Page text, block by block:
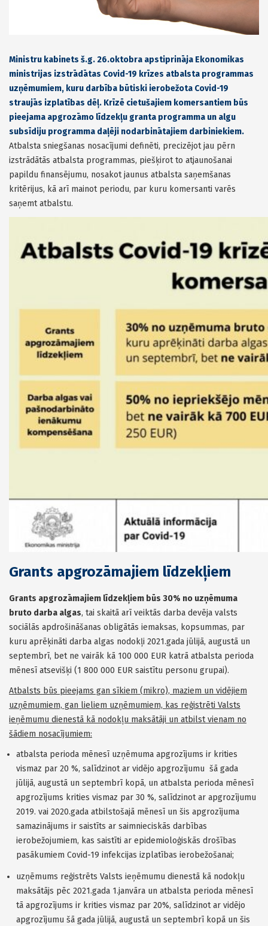
Ministru kabinets š.g. 26.oktobra apstiprināja Ekonomikas
ministrijas izstrādātas Covid-19 krīzes atbalsta programmas
uzņēmumiem, kuru darbība būtiski ierobežota Covid-19
straujās izplatības dēļ. Krīzē cietušajiem komersantiem būs
pieejama apgrozāmo līdzekļu granta programma un algu
subsīdiju programma daļēji nodarbinātajiem darbiniekiem.
Atbalsta sniegšanas nosacījumi definēti, precizējot jau pērn
izstrādātās atbalsta programmas, piešķirot to atjaunošanai
papildu finansējumu, nosakot jaunus atbalsta saņemšanas
kritērijus, kā arī mainot periodu, par kuru komersanti varēs
saņemt atbalstu.
Grants apgrozāmajiem līdzekļiem
Grants apgrozāmajiem līdzekļiem būs 30% no uzņēmuma
bruto darba algas, tai skaitā arī veiktās darba devēja valsts
sociālās apdrošināšanas obligātās iemaksas, kopsummas, par
kuru aprēķināti darba algas nodokļi 2021.gada jūlijā, augustā un
septembrī, bet ne vairāk kā 100 000 EUR katrā atbalsta perioda
mēnesī atsevišķi (1 800 000 EUR saistītu personu grupai).
Atbalsts būs pieejams gan sīkiem (mikro), maziem un vidējiem
uzņēmumiem, gan lieliem uzņēmumiem, kas reģistrēti Valsts
ieņēmumu dienestā kā nodokļu maksātāji un atbilst vienam no
šādiem nosacījumiem:
atbalsta perioda mēnesī uzņēmuma apgrozījums ir krities
vismaz par 20 %, salīdzinot ar vidējo apgrozījumu šā gada
jūlijā, augustā un septembrī kopā, un atbalsta perioda mēnesī
apgrozījums krities vismaz par 30 %, salīdzinot ar apgrozījumu
2019. vai 2020.gada atbilstošajā mēnesī un šis apgrozījuma
samazinājums ir saistīts ar saimnieciskās darbības
ierobežojumiem, kas saistīti ar epidemioloģiskās drošības
pasākumiem Covid-19 infekcijas izplatības ierobežošanai;
uzņēmums reģistrēts Valsts ieņēmumu dienestā kā nodokļu
maksātājs pēc 2021.gada 1.janvāra un atbalsta perioda mēnesī
tā apgrozījums ir krities vismaz par 20%, salīdzinot ar vidējo
apgrozījumu šā gada jūlijā, augustā un septembrī kopā un šis